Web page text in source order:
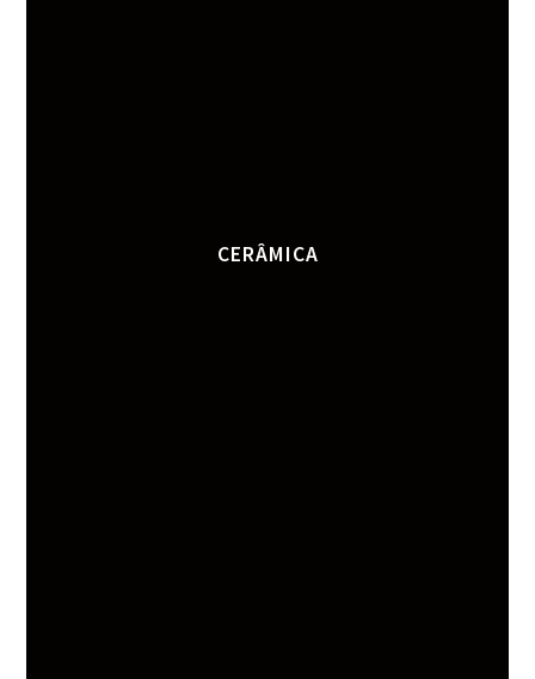
CERÂMICA